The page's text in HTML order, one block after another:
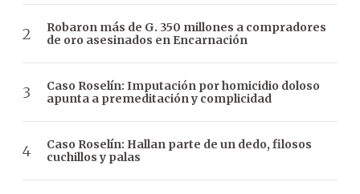
Robaron más de G. 350 millones a compradores
de oro asesinados en Encarnación
Caso Roselín: Imputación por homicidio doloso
apunta a premeditación y complicidad
Caso Roselín: Hallan parte de un dedo, filosos
cuchillos y palas